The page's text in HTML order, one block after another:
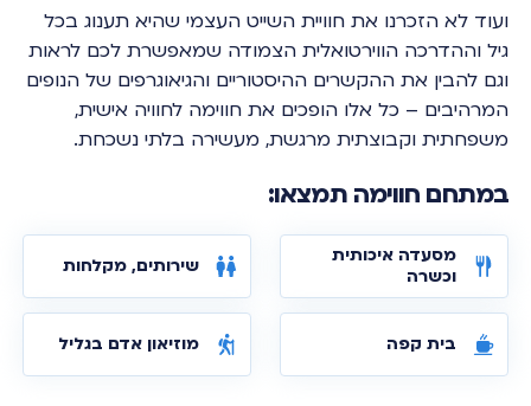
ועוד לא הזכרנו את חוויית השייט העצמי שהיא תענוג בכל
גיל וההדרכה הווירטואלית הצמודה שמאפשרת לכם לראות
וגם להבין את ההקשרים ההיסטוריים והגיאוגרפים של הנופים
המרהיבים – כל אלו הופכים את חווימה לחוויה אישית,
משפחתית וקבוצתית מרגשת, מעשירה בלתי נשכחת.
במתחם חווימה תמצאו:
מסעדה איכותית
וכשרה
שירותים, מקלחות
בית קפה מוזיאון אדם בגליל